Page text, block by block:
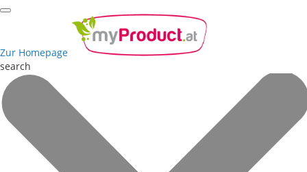
Zur Homepage
search